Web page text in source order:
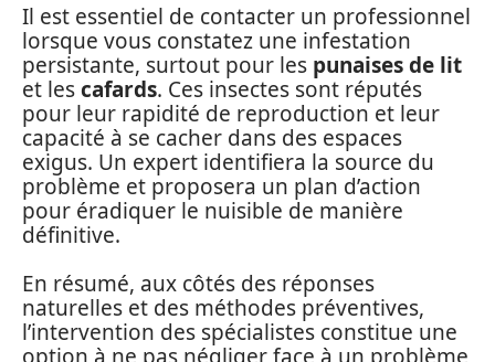
Il est essentiel de contacter un professionnel
lorsque vous constatez une infestation
persistante, surtout pour les punaises de lit
et lescafards. Ces insectes sont réputés
pour leur rapidité de reproduction et leur
capacité à se cacher dans des espaces
exigus. Un expert identifiera la source du
problème et proposera un plan d’action
pour éradiquer le nuisible de manière
définitive.
En résumé, aux côtés des réponses
naturelles et des méthodes préventives,
l’intervention des spécialistes constitue une